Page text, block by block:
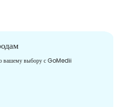
вашему выбору с GoMedii